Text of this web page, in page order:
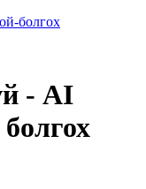
болгох
- AI